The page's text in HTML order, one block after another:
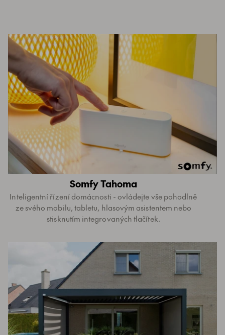
Somfy Tahoma
Inteligentní řízení domácnosti - ovládejte vše pohodlně
ze svého mobilu, tabletu, hlasovým asistentem nebo
stisknutím integrovaných tlačítek.